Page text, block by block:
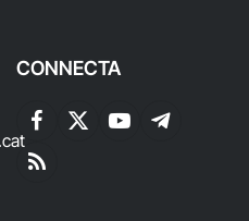
CONNECTA
Facebook
X
YouTubeTelegram
RSS